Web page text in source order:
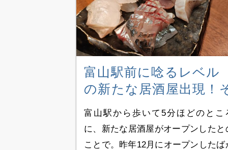
富山駅前に唸るレベル
の新たな居酒屋出現！
の名は「いっこまっ
こ」
富山駅から歩いて5分ほどのとこ
に、新たな居酒屋がオープンしたと
ことで。昨年12月にオープンしたば